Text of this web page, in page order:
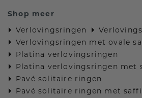
Shop meer
Verlovingsringen
Verlovingsringen met ovale
Platina verlovingsringen
Platina verlovingsringen met
Pavé solitaire ringen
Pavé solitaire ringen met